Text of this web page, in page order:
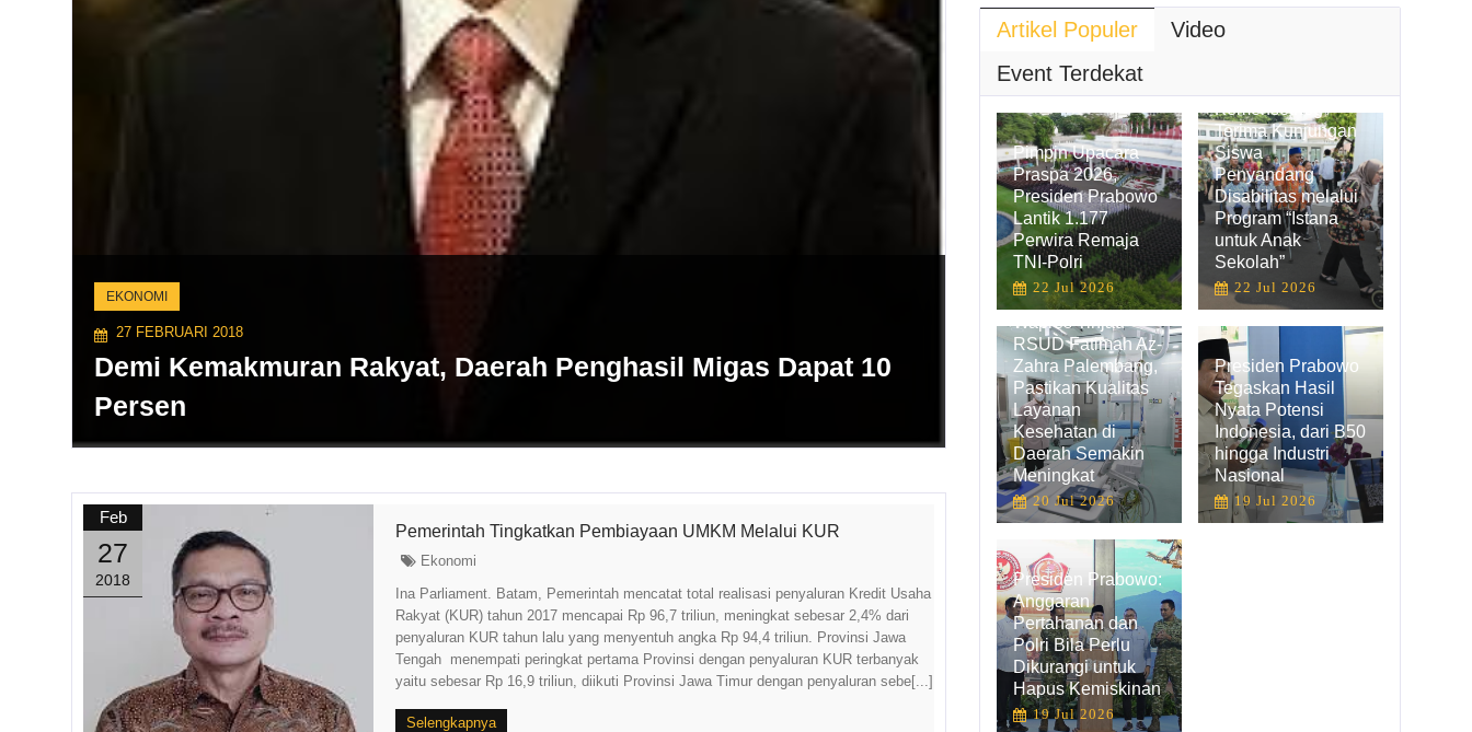
EKONOMI
27 FEBRUARI 2018
Demi Kemakmuran Rakyat, Daerah Penghasil Migas Dapat 10
Persen
Feb
27
2018
Pemerintah Tingkatkan Pembiayaan UMKM Melalui KUR
Ekonomi
Ina Parliament. Batam, Pemerintah mencatat total realisasi penyaluran Kredit Usaha
Rakyat (KUR) tahun 2017 mencapai Rp 96,7 triliun, meningkat sebesar 2,4% dari
penyaluran KUR tahun lalu yang menyentuh angka Rp 94,4 triliun. Provinsi Jawa
Tengah menempati peringkat pertama Provinsi dengan penyaluran KUR terbanyak
yaitu sebesar Rp 16,9 triliun, diikuti Provinsi Jawa Timur dengan penyaluran sebe[...]
Selengkapnya
Artikel Populer
Video
Event Terdekat
Pimpin Upacara
Praspa 2026,
Presiden Prabowo
Lantik 1.177
Perwira Remaja
TNI-Polri
22 Jul 2026
Hadirkan
Kemensetneg
Terima Kunjungan
Siswa
Penyandang
Disabilitas melalui
Program “Istana
untuk Anak
Sekolah”
22 Jul 2026
Wapres Tinjau
RSUD Fatimah Az-
Zahra Palembang,
Pastikan Kualitas
Layanan
Kesehatan di
Daerah Semakin
Meningkat
20 Jul 2026
Presiden Prabowo
Tegaskan Hasil
Nyata Potensi
Indonesia, dari B50
hingga Industri
Nasional
19 Jul 2026
Presiden Prabowo:
Anggaran
Pertahanan dan
Polri Bila Perlu
Dikurangi untuk
Hapus Kemiskinan
19 Jul 2026